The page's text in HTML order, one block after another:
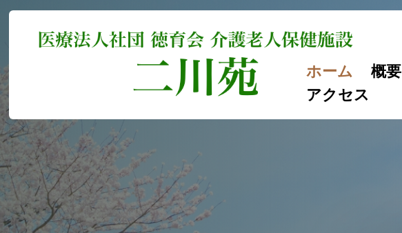
ホーム 概要
アクセス